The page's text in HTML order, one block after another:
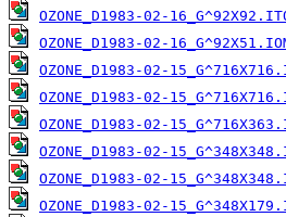
OZONE_D1983-02-
OZONE_D1983-02-
OZONE_D1983-02-
OZONE_D1983-02-
OZONE_D1983-02-
OZONE_D1983-02-
OZONE_D1983-02-
OZONE_D1983-02-